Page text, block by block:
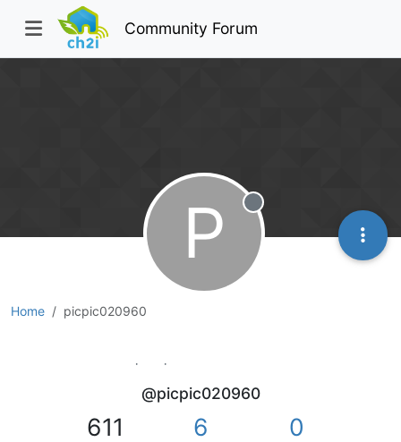
Community Forum
Home picpic020960
P Offline
@picpic020960
611 6 0